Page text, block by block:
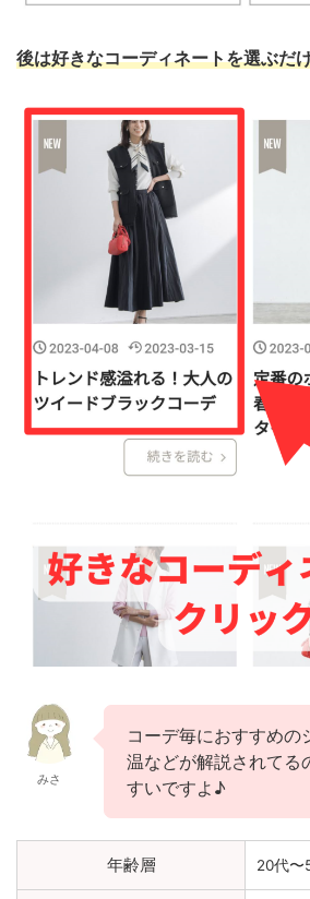
後は好きなコーディネートを選ぶだ
みさ
コーデ毎におすすめの
温などが解説されてる
すいですよ♪
年齢層 20代〜